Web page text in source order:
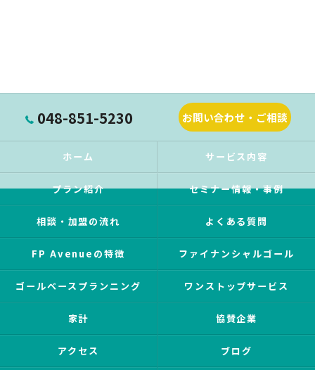
048-851-5230 お問い合わせ・ご相談
ホーム サービス内容
プラン紹介 セミナー情報・事例
相談・加盟の流れ よくある質問
FP Avenueの特徴 ファイナンシャルゴール
ゴールベースプランニング ワンストップサービス
家計 協賛企業
アクセス ブログ